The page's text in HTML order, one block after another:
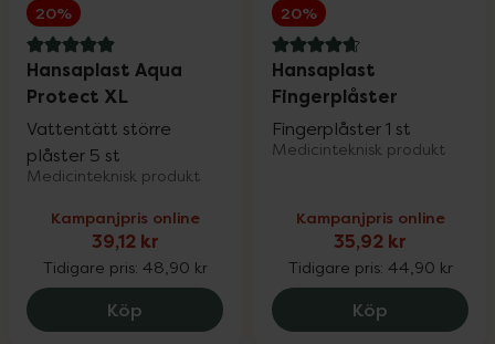
20%
5 av 5 i omdöme
Hansaplast Aqua
Protect XL
Vattentätt större
plåster 5 st
Medicinteknisk produkt
Kampanjpris online
39,12 kr
Tidigare pris: 48,90 kr
Köp Hansaplast Aqua Protect XL, 39.12 kr.
20%
4.9 av 5 i omdöme
Hansaplast
Fingerplåster
Fingerplåster 1 st
Medicinteknisk produkt
Kampanjpris online
35,92 kr
Tidigare pris: 44,90 kr
Köp